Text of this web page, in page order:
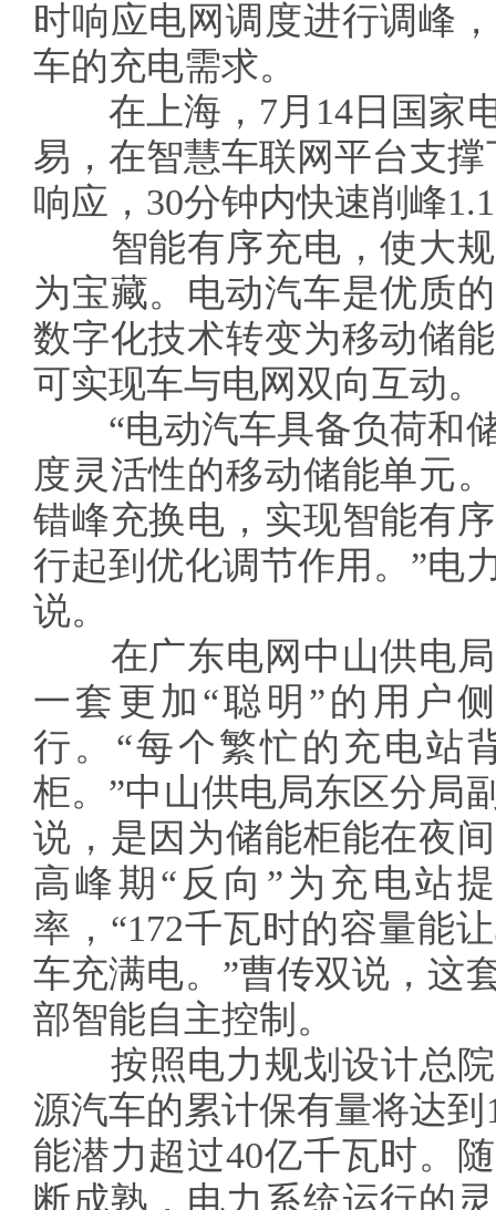
时响应电网调度进行调峰
车的充电需求。
在上海，7月14日国家
易，在智慧车联网平台支
响应，30分钟内快速削峰
智能有序充电，使大规
为宝藏。电动汽车是优质
数字化技术转变为移动储
可实现车与电网双向互动。
“电动汽车具备负荷和储
度灵活性的移动储能单元
错峰充换电，实现智能有
行起到优化调节作用。”电
说。
在广东电网中山供电局
一套更加“聪明”的用户
行。“每个繁忙的充电站
柜。”中山供电局东区分局
说，是因为储能柜能在夜
高峰期“反向”为充电站
率，“172千瓦时的容量能
车充满电。”曹传双说，这
部智能自主控制。
按照电力规划设计总院
源汽车的累计保有量将达
能潜力超过40亿千瓦时。
断成熟，电力系统运行的